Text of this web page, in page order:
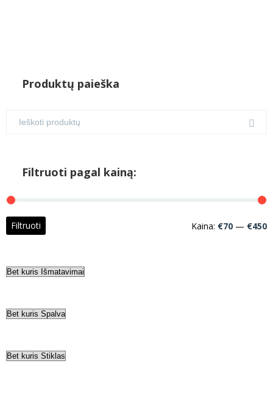
Produktų paieška
Filtruoti pagal kainą:
Filtruoti Kaina: €70 — €450